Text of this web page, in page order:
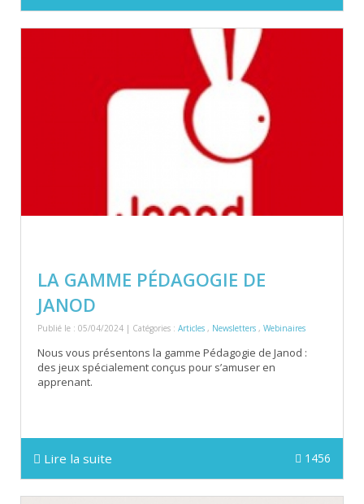
LA GAMME PÉDAGOGIE DE
JANOD
Publié le : 05/04/2024 | Catégories : Articles , Newsletters , Webinaires
Nous vous présentons la gamme Pédagogie de Janod :
des jeux spécialement conçus pour s’amuser en
apprenant.
Lire la suite 1456